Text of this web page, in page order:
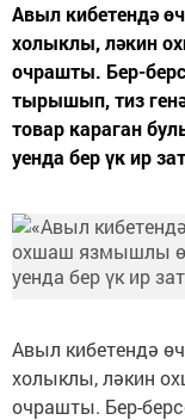
Авыл кибетендә
холыклы, ләкин
очрашты. Бер-
тырышып, тиз
товар караган
уенда бер үк ир
Авыл кибетендә
холыклы, ләкин
очрашты. Бер-